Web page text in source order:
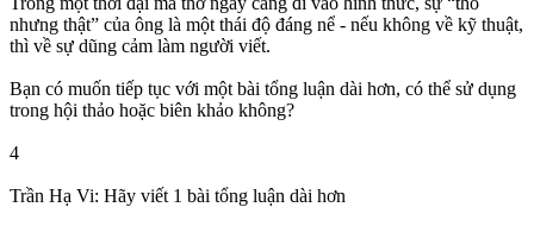
nhưng thật” của ông là một thái độ đáng nể - nếu không về kỹ thuật,
thì về sự dũng cảm làm người viết.
Bạn có muốn tiếp tục với một bài tổng luận dài hơn, có thể sử dụng
trong hội thảo hoặc biên khảo không?
4
Trần Hạ Vi: Hãy viết 1 bài tổng luận dài hơn